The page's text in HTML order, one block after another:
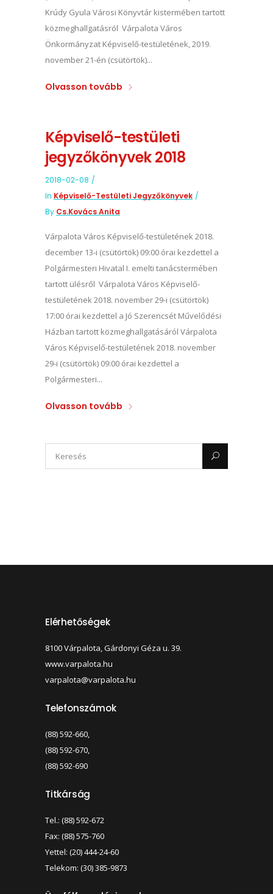
Krúdy Gyula Városi Könyvtár kistermében tartott
közmeghallgatásról Várpalota Város
Önkormányzat Képviselő-testületének, 2019.
november 21-én (csütörtök)...
Olvasson tovább
Képviselő-testületi
jegyzőkönyvek 2018
2018-02-08
In Képviselő-Testületi Jegyzőkönyvek
By Cs.Kovács Anita
Várpalota Város Képviselő-testületének 2018.
december 13-i (csütörtök) 09:00 órai kezdettel a
Polgármesteri Hivatal I. emelti tanácstermében
tartott ülésről Várpalota Város Képviselő-
testületének 2018. november 29-i (csütörtök)
17:00 órai kezdettel a Jó Szerencsét Művelődési
Házban tartott közmeghallgatásáról Várpalota
Város Képviselő-testületének 2018. november
29-i (csütörtök) 09:00 órai kezdettel a
Polgármesteri...
Olvasson tovább
Elérhetőségek
8100 Várpalota, Gárdonyi Géza u. 39.
www.varpalota.hu
varpalota@varpalota.hu
Telefonszámok
(88) 592-660,
(88) 592-670,
(88) 592-690
Titkárság
Tel.: (88) 592-672
Fax: (88) 575-760
Yettel: (20) 444-24-60
Telekom: (30) 385-9873